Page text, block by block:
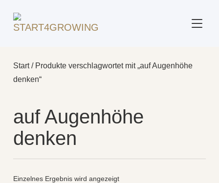
Start/ Produkte verschlagwortet mit „auf Augenhöhe
denken“
auf Augenhöhe
denken
Einzelnes Ergebnis wird angezeigt